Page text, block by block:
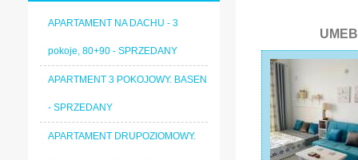
APARTAMENT NA DACHU - 3
pokoje, 80+90 - SPRZEDANY
APARTMENT 3 POKOJOWY. BASEN
- SPRZEDANY
APARTAMENT DRUPOZIOMOWY.